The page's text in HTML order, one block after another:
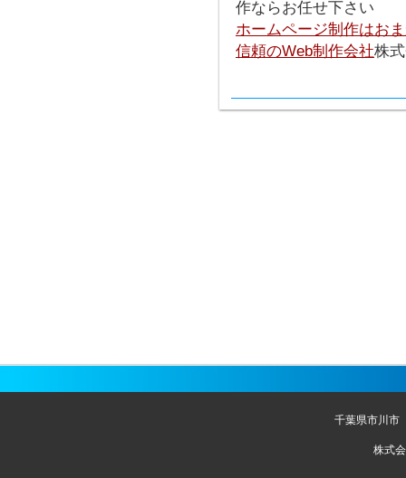
作ならお任せ下さい
ホームページ制作はお
信頼のWeb制作会社株
千葉県市川市
株式